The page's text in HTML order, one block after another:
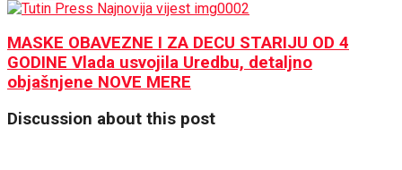
MASKE OBAVEZNE I ZA DECU STARIJU OD 4
GODINE Vlada usvojila Uredbu, detaljno
objašnjene NOVE MERE
Discussion about this post